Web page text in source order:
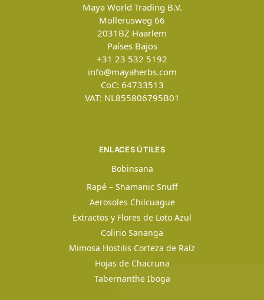
Maya World Trading B.V.
Mollerusweg 66
2031BZ Haarlem
Países Bajos
+31 23 532 5192
info@mayaherbs.com
CoC: 64733513
VAT: NL855806795B01
ENLACES ÚTILES
Bobinsana
Rapé – Shamanic Snuff
Aerosoles Chilcuague
Extractos y Flores de Loto Azul
Colirio Sananga
Mimosa Hostilis Corteza de Raíz
Hojas de Chacruna
Tabernanthe Iboga